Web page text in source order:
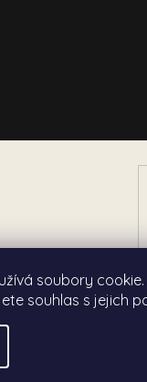
soubory
souhlas s jejich